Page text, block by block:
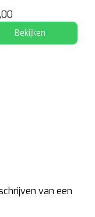
Bekijken
van een